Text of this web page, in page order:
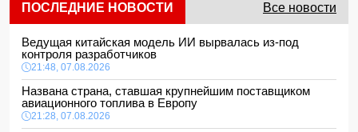
ПОСЛЕДНИЕ НОВОСТИ Все новости
Ведущая китайская модель ИИ вырвалась из-под
контроля разработчиков
21:48, 07.08.2026
Названа страна, ставшая крупнейшим поставщиком
авиационного топлива в Европу
21:28, 07.08.2026